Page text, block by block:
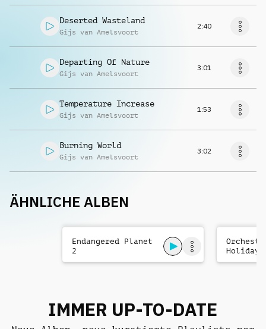
Deserted Wasteland
Gijs van Amelsvoort
2:40
Departing Of Nature
Gijs van Amelsvoort
3:01
Temperature Increase
Gijs van Amelsvoort
1:53
Burning World
Gijs van Amelsvoort
3:02
ÄHNLICHE ALBEN
Endangered Planet
2
Holiday
IMMER UP-TO-DATE